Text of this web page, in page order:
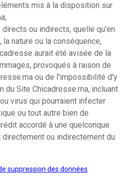
mis à la disposition sur
ou indirects, quelle qu'en
nature ou la conséquence,
aurait été avisée de la
provoqués à raison de
ou de l'impossibilité d'y
du Site Chicadresse.ma, incluant
virus qui pourraient infecter
ou tout autre bien de
accordé à une quelconque
ou indirectement du
suppression des données